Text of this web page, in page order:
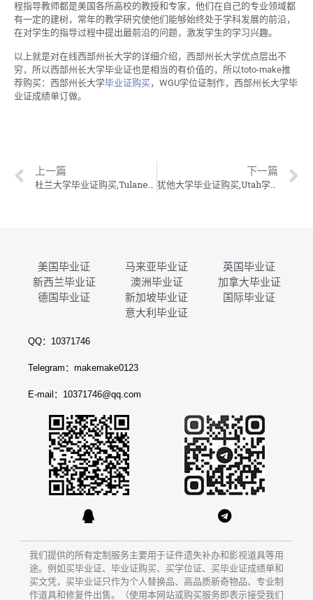
程指导教师都是美国各所高校的教授和专家，他们在自己的专业领域都
有一定的建树，常年的教学研究使他们能够始终处于学科发展的前沿，
在对学生的指导过程中提出最前沿的问题，激发学生的学习兴趣。
以上就是对在线西部州长大学的详细介绍，西部州长大学优点层出不
穷，所以西部州长大学毕业证也是相当的有价值的，所以toto-make推
荐购买：西部州长大学毕业证购买，WGU学位证制作，西部州长大学毕
业证成绩单订做。
上一篇
杜兰大学毕业证购买,Tulane学位证制作,杜兰大学毕业证成绩单订做
下一篇
犹他大学毕业证购买,Utah学位证制作,犹他大学毕业证成绩单订做
美国毕业证 马来亚毕业证
英国毕业证
新西兰毕业证
澳洲毕业证
加拿大毕业证
德国毕业证
新加坡毕业证
国际毕业证
意大利毕业证
QQ：10371746
Telegram：makemake0123
E-mail：10371746@qq.com
我们提供的所有定制服务主要用于证件遗失补办和影视道具等用
途。例如买毕业证、毕业证购买、买学位证、买毕业证成绩单和
买文凭，买毕业证只作为个人替换品、高品质新奇物品、专业制
作道具和修复件出售。（使用本网站或购买服务即表示接受我们